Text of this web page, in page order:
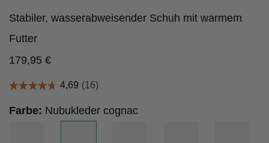
Stabiler, wasserabweisender Schuh mit warmem
Futter
179,95 €
Farbe: Nubukleder cognac